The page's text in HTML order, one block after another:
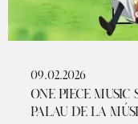
09.02.2026
ONE PIECE MUSIC
PALAU DE LA